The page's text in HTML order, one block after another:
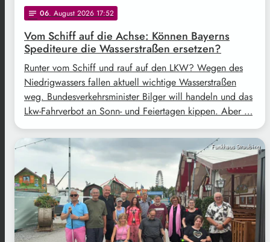
notes 06. August 2026 17:52
Vom Schiff auf die Achse: Können Bayerns
Spediteure die Wasserstraßen ersetzen?
Runter vom Schiff und rauf auf den LKW? Wegen des
Niedrigwassers fallen aktuell wichtige Wasserstraßen
weg. Bundesverkehrsminister Bilger will handeln und das
Lkw-Fahrverbot an Sonn- und Feiertagen kippen. Aber …
Funkhaus Straubing